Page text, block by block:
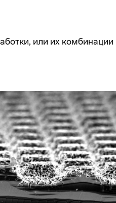
или их комбинации